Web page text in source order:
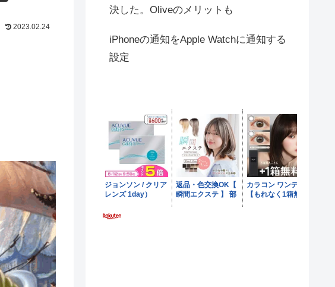
2023.02.24
決した。Oliveのメリットも
iPhoneの通知をApple Watchに通知する
設定